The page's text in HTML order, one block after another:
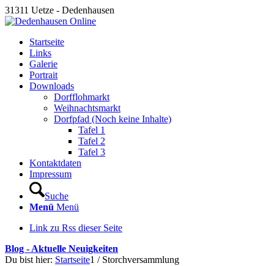
31311 Uetze - Dedenhausen
Startseite
Links
Galerie
Portrait
Downloads
Dorfflohmarkt
Weihnachtsmarkt
Dorfpfad (Noch keine Inhalte)
Tafel 1
Tafel 2
Tafel 3
Kontaktdaten
Impressum
Suche
Menü Menü
Link zu Rss dieser Seite
Blog - Aktuelle Neuigkeiten
Du bist hier: Startseite1 / Storchversammlung